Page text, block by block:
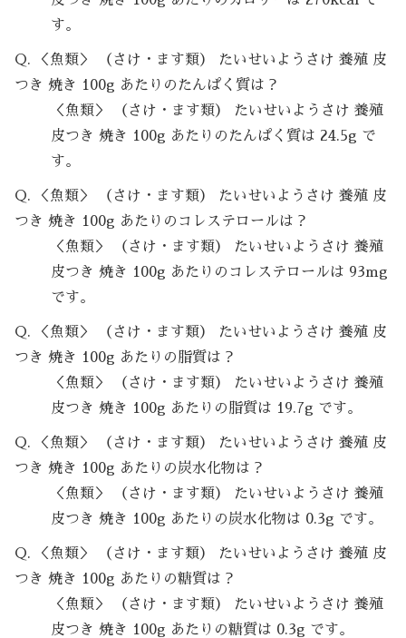
す。
Q. ＜魚類＞ （さけ・ます類） たいせいようさけ 養殖 皮
つき 焼き 100g あたりのたんぱく質は？
＜魚類＞ （さけ・ます類） たいせいようさけ 養殖
皮つき 焼き 100g あたりのたんぱく質は 24.5g で
す。
Q. ＜魚類＞ （さけ・ます類） たいせいようさけ 養殖 皮
つき 焼き 100g あたりのコレステロールは？
＜魚類＞ （さけ・ます類） たいせいようさけ 養殖
皮つき 焼き 100g あたりのコレステロールは 93mg
です。
Q. ＜魚類＞ （さけ・ます類） たいせいようさけ 養殖 皮
つき 焼き 100g あたりの脂質は？
＜魚類＞ （さけ・ます類） たいせいようさけ 養殖
皮つき 焼き 100g あたりの脂質は 19.7g です。
Q. ＜魚類＞ （さけ・ます類） たいせいようさけ 養殖 皮
つき 焼き 100g あたりの炭水化物は？
＜魚類＞ （さけ・ます類） たいせいようさけ 養殖
皮つき 焼き 100g あたりの炭水化物は 0.3g です。
Q. ＜魚類＞ （さけ・ます類） たいせいようさけ 養殖 皮
つき 焼き 100g あたりの糖質は？
＜魚類＞ （さけ・ます類） たいせいようさけ 養殖
皮つき 焼き 100g あたりの糖質は 0.3g です。